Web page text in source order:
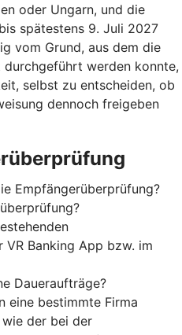
oder Ungarn, und die
spätestens 9. Juli 2027
vom Grund, aus dem die
werden konnte,
selbst zu entscheiden, ob
dennoch freigeben
Empfängerüberprüfung?
Banking App bzw. im
Daueraufträge?
eine bestimmte Firma
der bei der